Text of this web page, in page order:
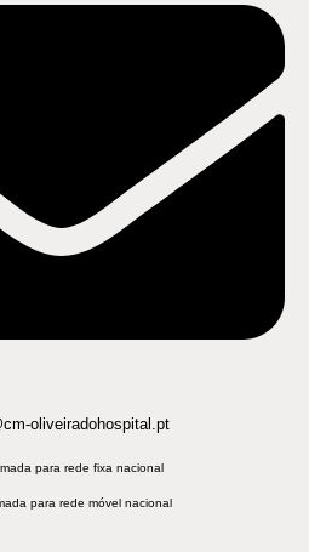
oliveiradohospital.pt
para rede fixa nacional
para rede móvel nacional